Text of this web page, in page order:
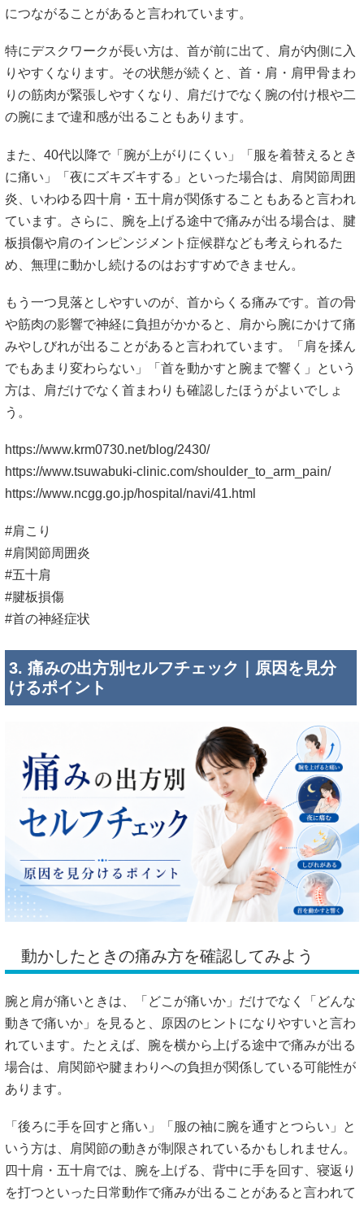
につながることがあると言われています。
特にデスクワークが長い方は、首が前に出て、肩が内側に入
りやすくなります。その状態が続くと、首・肩・肩甲骨まわ
りの筋肉が緊張しやすくなり、肩だけでなく腕の付け根や二
の腕にまで違和感が出ることもあります。
また、40代以降で「腕が上がりにくい」「服を着替えるとき
に痛い」「夜にズキズキする」といった場合は、肩関節周囲
炎、いわゆる四十肩・五十肩が関係することもあると言われ
ています。さらに、腕を上げる途中で痛みが出る場合は、腱
板損傷や肩のインピンジメント症候群なども考えられるた
め、無理に動かし続けるのはおすすめできません。
もう一つ見落としやすいのが、首からくる痛みです。首の骨
や筋肉の影響で神経に負担がかかると、肩から腕にかけて痛
みやしびれが出ることがあると言われています。「肩を揉ん
でもあまり変わらない」「首を動かすと腕まで響く」という
方は、肩だけでなく首まわりも確認したほうがよいでしょ
う。
https://www.krm0730.net/blog/2430/
https://www.tsuwabuki-clinic.com/shoulder_to_arm_pain/
https://www.ncgg.go.jp/hospital/navi/41.html
#肩こり
#肩関節周囲炎
#五十肩
#腱板損傷
#首の神経症状
3. 痛みの出方別セルフチェック｜原因を見分
けるポイント
動かしたときの痛み方を確認してみよう
腕と肩が痛いときは、「どこが痛いか」だけでなく「どんな
動きで痛いか」を見ると、原因のヒントになりやすいと言わ
れています。たとえば、腕を横から上げる途中で痛みが出る
場合は、肩関節や腱まわりへの負担が関係している可能性が
あります。
「後ろに手を回すと痛い」「服の袖に腕を通すとつらい」と
いう方は、肩関節の動きが制限されているかもしれません。
四十肩・五十肩では、腕を上げる、背中に手を回す、寝返り
を打つといった日常動作で痛みが出ることがあると言われて